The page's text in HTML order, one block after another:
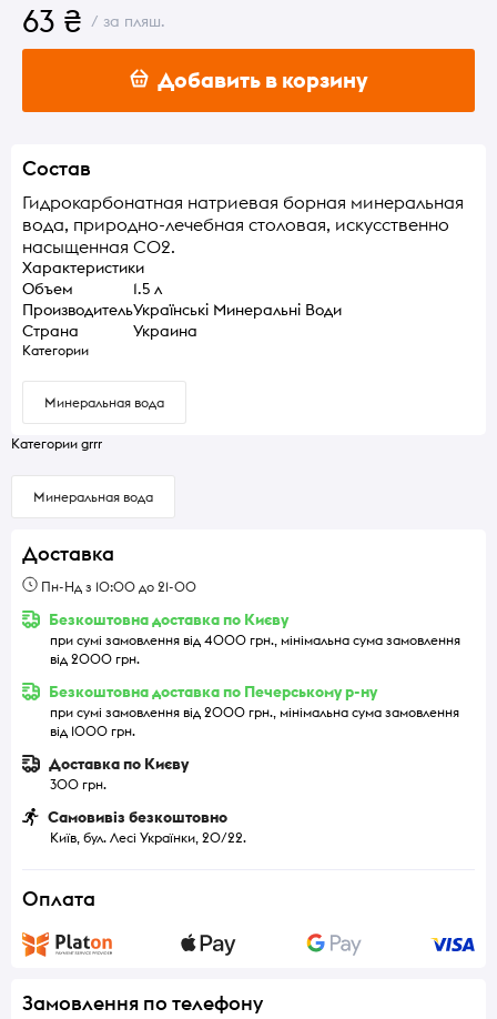
63 ₴ / за пляш.
Добавить в корзину
Состав
Гидрокарбонатная натриевая борная минеральная
вода, природно-лечебная столовая, искусственно
насыщенная СО2.
Характеристики
Объем
1.5 л
ПроизводительУкраїнські Минеральні Води
Страна
Украина
Категории
Минеральная вода
Категории grrr
Минеральная вода
Доставка
Пн-Нд з 10:00 до 21-00
Безкоштовна доставка по Києву
при сумі замовлення від 4000 грн., мінімальна сума замовлення
від 2000 грн.
Безкоштовна доставка по Печерському р-ну
при сумі замовлення від 2000 грн., мінімальна сума замовлення
від 1000 грн.
Доставка по Києву
300 грн.
Самовивіз безкоштовно
Київ, бул. Лесі Українки, 20/22.
Оплата
Замовлення по телефону